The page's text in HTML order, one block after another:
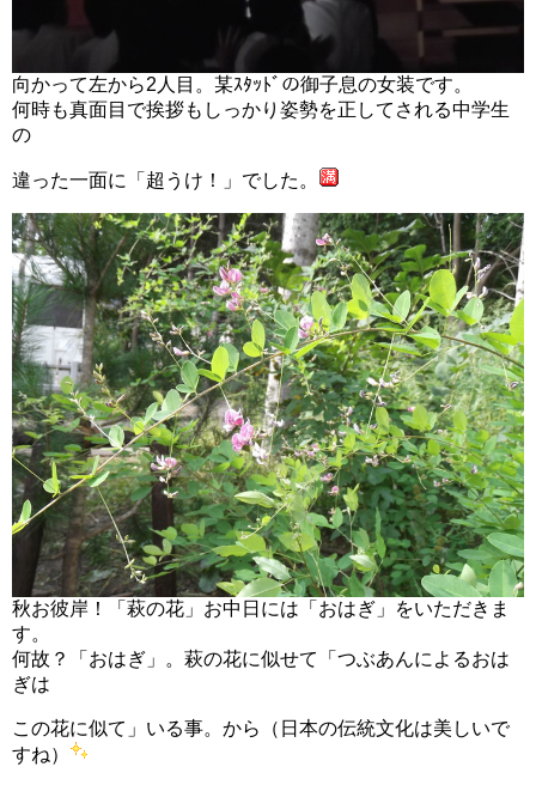
向かって左から2人目。某ｽﾀｯﾄﾞの御子息の女装です。
何時も真面目で挨拶もしっかり姿勢を正してされる中学生
の
違った一面に「超うけ！」でした。
秋お彼岸！「萩の花」お中日には「おはぎ」をいただきま
す。
何故？「おはぎ」。萩の花に似せて「つぶあんによるおは
ぎは
この花に似て」いる事。から（日本の伝統文化は美しいで
すね）